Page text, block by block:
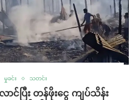
မှုခင်း သတင်း
ာင်ပြီး တန်ဖိုးငွေ ကျပ်သိန်း